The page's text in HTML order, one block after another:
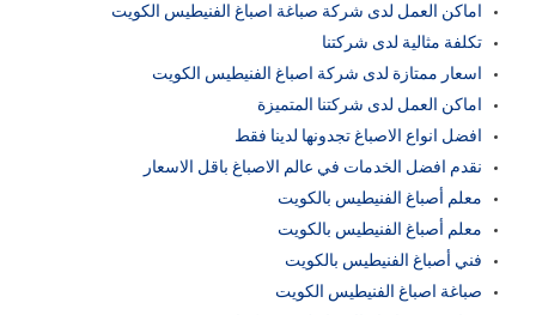
اماكن العمل لدى شركة صباغة اصباغ الفنيطيس الكويت
تكلفة مثالية لدى شركتنا
اسعار ممتازة لدى شركة اصباغ الفنيطيس الكويت
اماكن العمل لدى شركتنا المتميزة
افضل انواع الاصباغ تجدونها لدينا فقط
نقدم افضل الخدمات في عالم الاصباغ باقل الاسعار
معلم أصباغ الفنيطيس بالكويت
معلم أصباغ الفنيطيس بالكويت
فني أصباغ الفنيطيس بالكويت
صباغة اصباغ الفنيطيس الكويت